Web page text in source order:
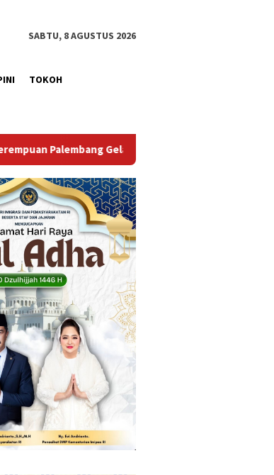
SABTU, 8 AGUSTUS 2026
TOKOH
Kemerdekaan, Kobarkan Semangat Gotong